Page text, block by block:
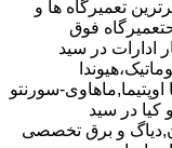
تعمیرگاه ها و
فوق
ادارات در سید
سورنتو
کیا در سید
و برق تخصصی